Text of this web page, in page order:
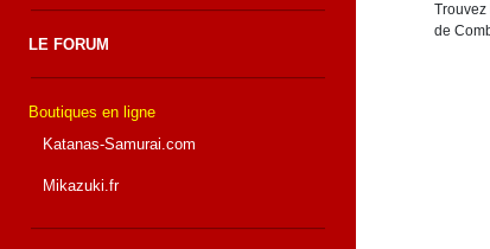
LE FORUM
Boutiques en ligne
Katanas-Samurai.com
Mikazuki.fr
Trouvez
de